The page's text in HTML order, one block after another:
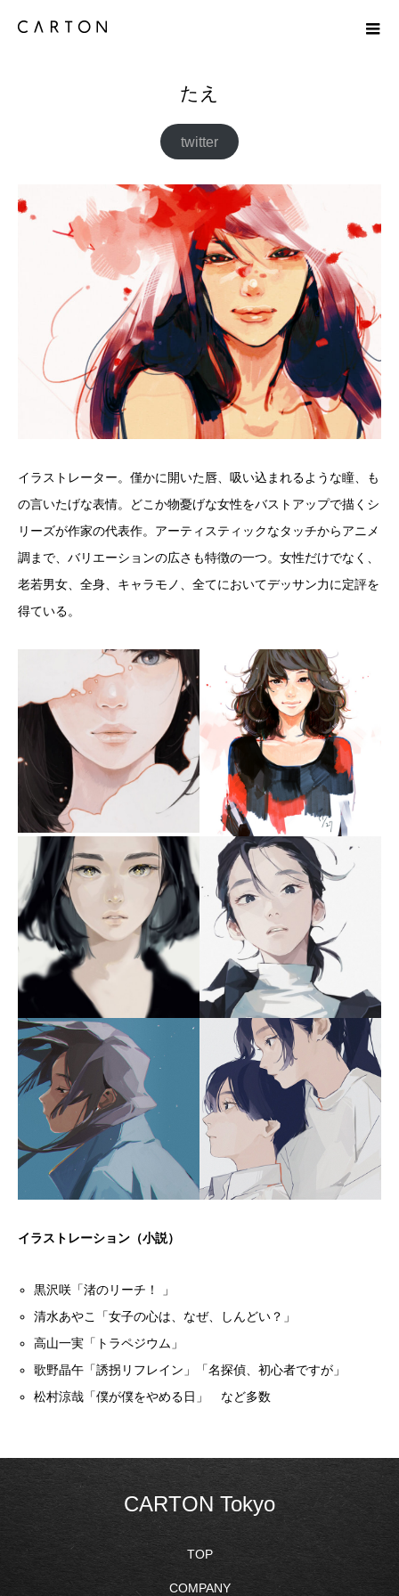
たえ
twitter
イラストレーター。僅かに開いた唇、吸い込まれるような瞳、も
の言いたげな表情。どこか物憂げな女性をバストアップで描くシ
リーズが作家の代表作。アーティスティックなタッチからアニメ
調まで、バリエーションの広さも特徴の一つ。女性だけでなく、
老若男女、全身、キャラモノ、全てにおいてデッサン力に定評を
得ている。
イラストレーション（小説）
黒沢咲「渚のリーチ！ 」
清水あやこ「女子の心は、なぜ、しんどい？」
高山一実「トラペジウム」
歌野晶午「誘拐リフレイン」「名探偵、初心者ですが」
松村涼哉「僕が僕をやめる日」 など多数
CARTON Tokyo
TOP
COMPANY